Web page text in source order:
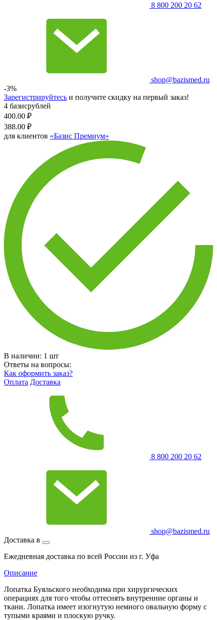
8 800 200 20 62
shop@bazismed.ru
-3%
Зарегистрируйтесь и получите скидку на первый заказ!
4 базисрублей
400.00 ₽
388.00 ₽
для клиентов «Базис Премиум»
В наличии: 1 шт
Ответы на вопросы:
Как оформить заказ?
Оплата Доставка
8 800 200 20 62
shop@bazismed.ru
Доставка в
Ежедневная доставка по всей России из г. Уфа
Описание
Лопатка Буяльского необходима при хирургических
операциях для того чтобы оттеснять внутренние органы и
ткани. Лопатка имеет изогнутую немного овальную форму с
тупыми краями и плоскую ручку.